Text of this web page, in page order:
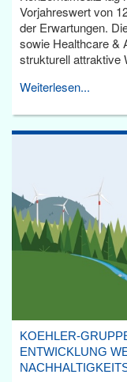
Vorjahreswert von
der Erwartungen.
sowie Healthcare &
strukturell attraktive
Weiterlesen...
KOEHLER-
ENTWICKLUNG